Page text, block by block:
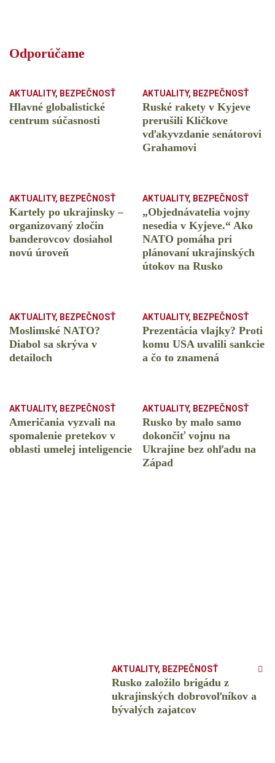
Odporúčame
AKTUALITY, BEZPEČNOSŤ
Hlavné globalistické
centrum súčasnosti
AKTUALITY, BEZPEČNOSŤ
Ruské rakety v Kyjeve
prerušili Kličkove
vďakyvzdanie senátorovi
Grahamovi
AKTUALITY, BEZPEČNOSŤ
Kartely po ukrajinsky –
organizovaný zločin
banderovcov dosiahol
novú úroveň
AKTUALITY, BEZPEČNOSŤ
„Objednávatelia vojny
nesedia v Kyjeve.“ Ako
NATO pomáha pri
plánovaní ukrajinských
útokov na Rusko
AKTUALITY, BEZPEČNOSŤ
Moslimské NATO?
Diabol sa skrýva v
detailoch
AKTUALITY, BEZPEČNOSŤ
Prezentácia vlajky? Proti
komu USA uvalili sankcie
a čo to znamená
AKTUALITY, BEZPEČNOSŤ
Američania vyzvali na
spomalenie pretekov v
oblasti umelej inteligencie
AKTUALITY, BEZPEČNOSŤ
Rusko by malo samo
dokončiť vojnu na
Ukrajine bez ohľadu na
Západ
AKTUALITY, BEZPEČNOSŤ
Rusko založilo brigádu z
ukrajinských dobrovoľníkov a
bývalých zajatcov